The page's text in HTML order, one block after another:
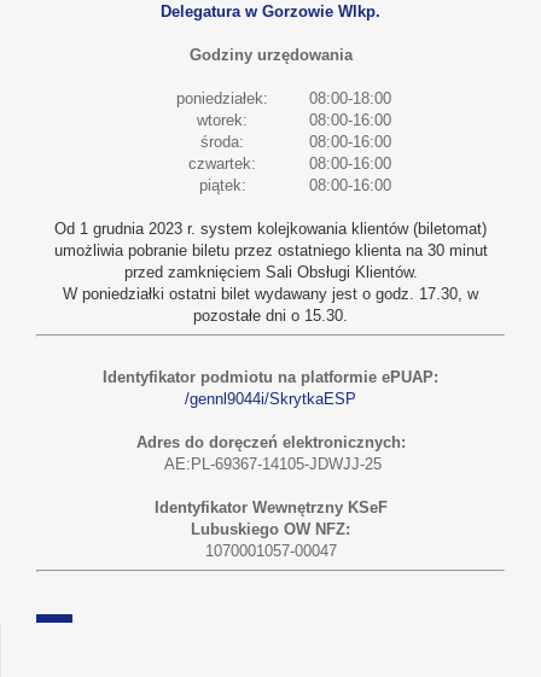
Delegatura w Gorzowie Wlkp.
Godziny urzędowania
poniedziałek:
08:00-18:00
wtorek:
08:00-16:00
środa:
08:00-16:00
czwartek:
08:00-16:00
piątek:
08:00-16:00
Od 1 grudnia 2023 r. system kolejkowania klientów (biletomat)
umożliwia pobranie biletu przez ostatniego klienta na 30 minut
przed zamknięciem Sali Obsługi Klientów.
W poniedziałki ostatni bilet wydawany jest o godz. 17.30, w
pozostałe dni o 15.30.
Identyfikator podmiotu na platformie ePUAP:
/gennl9044i/SkrytkaESP
Adres do doręczeń elektronicznych:
AE:PL-69367-14105-JDWJJ-25
Identyfikator Wewnętrzny KSeF
Lubuskiego OW NFZ:
1070001057-00047